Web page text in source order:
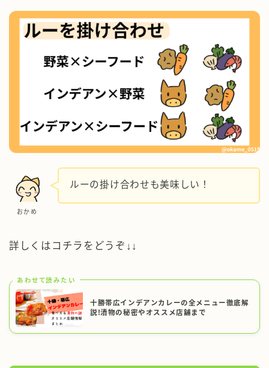
おかめ
ルーの掛け合わせも美味しい！
詳しくはコチラをどうぞ↓↓
あわせて読みたい
十勝帯広インデアンカレーの全メニュー徹底解
説!漬物の秘密やオススメ店舗まで